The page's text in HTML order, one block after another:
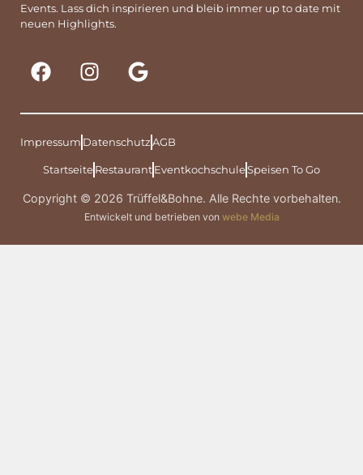
Events. Lass dich inspirieren und bleib immer up to date mit
neuen Highlights.
Impressum DatenschutzAGB
StartseiteRestaurantEventkochschuleSpeisen To Go
Copyright © 2026 Trüffel&Bohne. Alle Rechte vorbehalten.
Entwickelt und betrieben von webe Media